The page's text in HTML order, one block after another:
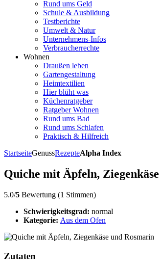
Rund ums Geld
Schule & Ausbildung
Testberichte
Umwelt & Natur
Unternehmens-Infos
Verbraucherrechte
Wohnen
Draußen leben
Gartengestaltung
Heimtextilien
Hier blüht was
Küchenratgeber
Ratgeber Wohnen
Rund ums Bad
Rund ums Schlafen
Praktisch & Hilfreich
StartseiteGenussRezepteAlpha Index
Quiche mit Äpfeln,
5.0/5 Bewertung (1 Stimmen)
Schwierigkeitsgrad: normal
Kategorie: Aus dem Ofen
Zutaten